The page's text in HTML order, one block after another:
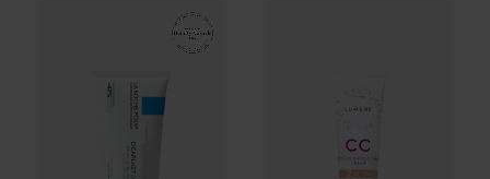
La Roche-Posay